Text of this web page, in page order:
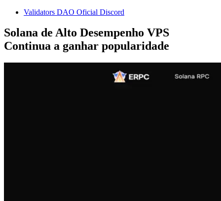
Validators DAO Oficial Discord
Solana de Alto Desempenho VPS
Continua a ganhar popularidade